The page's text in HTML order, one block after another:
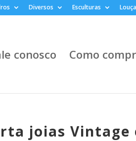
Diversos Esculturas
conosco Como
joias Vintage